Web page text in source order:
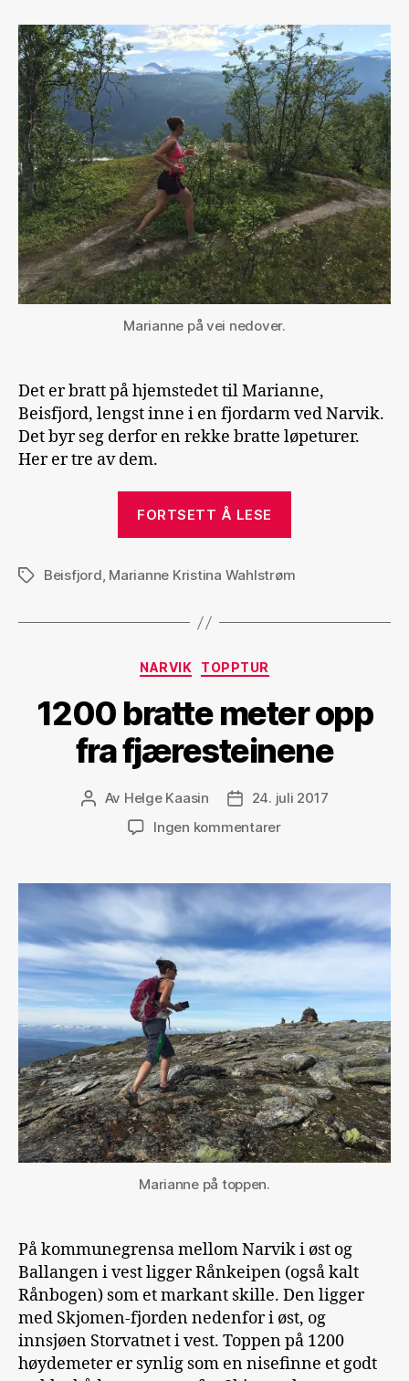
løpeturer
i
Beisfjord
Marianne på vei nedover.
Det er bratt på hjemstedet til Marianne,
Beisfjord, lengst inne i en fjordarm ved Narvik.
Det byr seg derfor en rekke bratte løpeturer.
Her er tre av dem.
FORTSETT Å LESE
i
StikkordBeisfjord, Marianne Kristina Wahlstrøm
Kategorier
NARVIK TOPPTUR
1200 bratte meter opp
fra fjæresteinene
Innleggsforfatter
Av Helge Kaasin Publiseringsdato
24. juli 2017
Ingen kommentarertil
meter
opp
fra
fjæresteinene
Marianne på toppen.
På kommunegrensa mellom Narvik i øst og
Ballangen i vest ligger Rånkeipen (også kalt
Rånbogen) som et markant skille. Den ligger
med Skjomen-fjorden nedenfor i øst, og
innsjøen Storvatnet i vest. Toppen på 1200
høydemeter er synlig som en nisefinne et godt